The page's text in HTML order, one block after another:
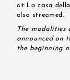
at La casa
also streamed.
The
announced on
the beginning